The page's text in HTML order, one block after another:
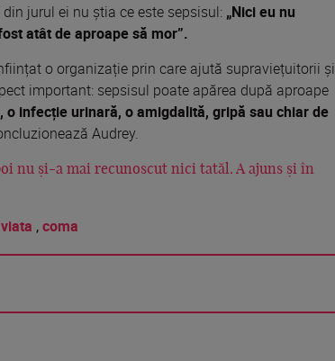
jurul ei nu știa ce este sepsisul: „Nici eu nu
atât de aproape să mor”.
o organizație prin care ajută supraviețuitorii și
important: sepsisul poate apărea după aproape
o infecție urinară, o amigdalită, gripă sau chiar de
Audrey.
nu și-a mai recunoscut nici tatăl. A ajuns și în
,coma